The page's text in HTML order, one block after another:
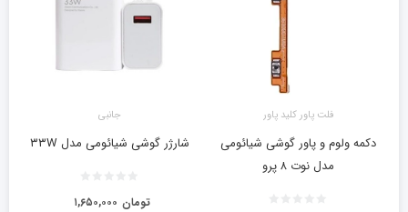
فلت پاور کلید پاور
دکمه ولوم و پاور گوشی شیائومی
مدل نوت ۸ پرو
جانبی
شارژر گوشی شیائومی مدل ۳۳W
۱,۶۵۰,۰۰۰ تومان